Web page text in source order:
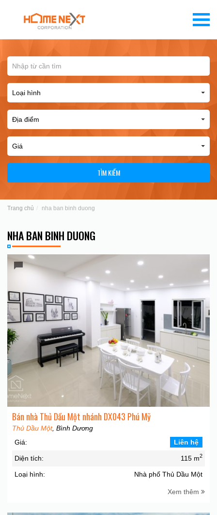
TÌM KIẾM
Trang chủ nha ban binh duong
NHA BAN BINH DUONG
Bán nhà Thủ Dầu Một nhánh DX043 Phú Mỹ
Thủ Dầu Một, Bình Dương
Giá:
Liên hệ
Diện tích: 115 m2
Loại hình: Nhà phố Thủ Dầu Một
Xem thêm